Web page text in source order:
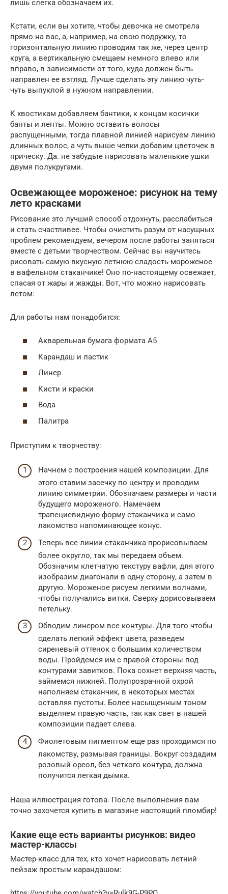
лишь слегка обозначаем их.
Кстати, если вы хотите, чтобы девочка не смотрела
прямо на вас, а, например, на свою подружку, то
горизонтальную линию проводим так же, через центр
круга, а вертикальную смещаем немного влево или
вправо, в зависимости от того, куда должен быть
направлен ее взгляд. Лучше сделать эту линию чуть-
чуть выпуклой в нужном направлении.
К хвостикам добавляем бантики, к концам косички
банты и ленты. Можно оставить волосы
распущенными, тогда плавной линией нарисуем линию
длинных волос, а чуть выше челки добавим цветочек в
прическу. Да. не забудьте нарисовать маленькие ушки
двумя полукругами.
Освежающее мороженое: рисунок на тему
лето красками
Рисование это лучший способ отдохнуть, расслабиться
и стать счастливее. Чтобы очистить разум от насущных
проблем рекомендуем, вечером после работы заняться
вместе с детьми творчеством. Сейчас вы научитесь
рисовать самую вкусную летнюю сладость-мороженое
в вафельном стаканчике! Оно по-настоящему освежает,
спасая от жары и жажды. Вот, что можно нарисовать
летом:
Для работы нам понадобится:
Акварельная бумага формата А5
Карандаш и ластик
Линер
Кисти и краски
Вода
Палитра
Приступим к творчеству:
Начнем с построения нашей композиции. Для
этого ставим засечку по центру и проводим
линию симметрии. Обозначаем размеры и части
будущего мороженого. Намечаем
трапециевидную форму стаканчика и само
лакомство напоминающее конус.
Теперь все линии стаканчика прорисовываем
более округло, так мы передаем объем.
Обозначим клетчатую текстуру вафли, для этого
изобразим диагонали в одну сторону, а затем в
другую. Мороженое рисуем легкими волнами,
чтобы получались витки. Сверху дорисовываем
петельку.
Обводим линером все контуры. Для того чтобы
сделать легкий эффект цвета, разведем
сиреневый оттенок с большим количеством
воды. Пройдемся им с правой стороны под
контурами завитков. Пока сохнет верхняя часть,
займемся нижней. Полупрозрачной охрой
наполняем стаканчик, в некоторых местах
оставляя пустоты. Более насыщенным тоном
выделяем правую часть, так как свет в нашей
композиции падает слева.
Фиолетовым пигментом еще раз проходимся по
лакомству, размывая границы. Вокруг создадим
розовый ореол, без четкого контура, должна
получится легкая дымка.
Наша иллюстрация готова. После выполнения вам
точно захочется купить в магазине настоящий пломбир!
Какие еще есть варианты рисунков: видео
мастер-классы
Мастер-класс для тех, кто хочет нарисовать летний
пейзаж простым карандашом: